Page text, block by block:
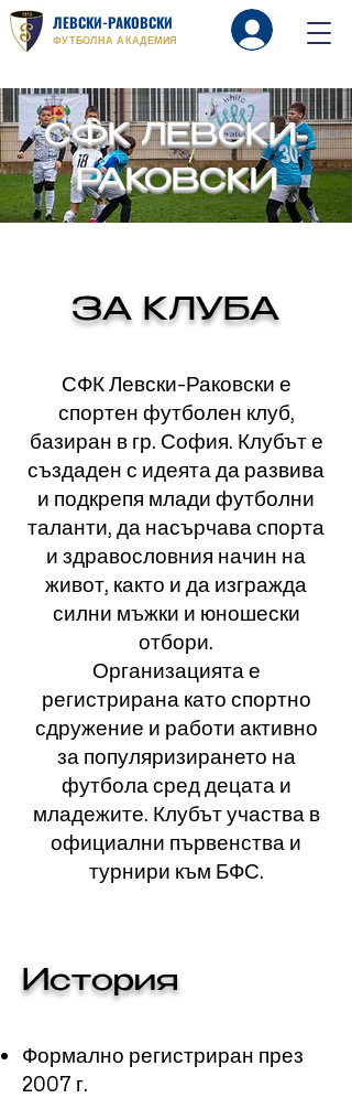
ЛЕВСКИ-РАКОВСКИ
ФУТБОЛНА АКАДЕМИЯ Вход
СФК ЛЕВСКИ-
РАКОВСКИ
ЗА КЛУБА
СФК Левски-Раковски е
спортен футболен клуб,
базиран в гр. София. Клубът е
създаден с идеята да развива
и подкрепя млади футболни
таланти, да насърчава спорта
и здравословния начин на
живот, както и да изгражда
силни мъжки и юношески
отбори.
Организацията е
регистрирана като спортно
сдружение и работи активно
за популяризирането на
футбола сред децата и
младежите. Клубът участва в
официални първенства и
турнири към БФС.
История​
Формално регистриран през
2007 г.